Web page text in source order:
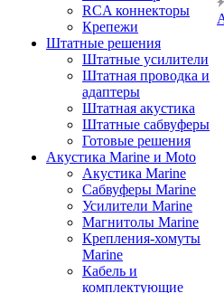
RCA коннекторы
Крепежи
Штатные решения
Штатные усилители
Штатная проводка и
адаптеры
Штатная акустика
Штатные сабвуферы
Готовые решения
Акустика Marine и Moto
Акустика Marine
Сабвуферы Marine
Усилители Marine
Магнитолы Marine
Крепления-хомуты
Marine
Кабель и
комплектующие